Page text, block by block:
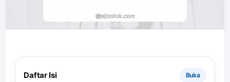
Daftar Isi